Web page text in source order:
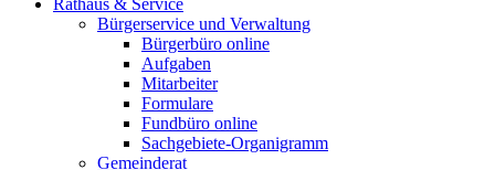
Rathaus & Service
Bürgerservice und Verwaltung
Bürgerbüro online
Aufgaben
Mitarbeiter
Formulare
Fundbüro online
Sachgebiete-Organigramm
Gemeinderat